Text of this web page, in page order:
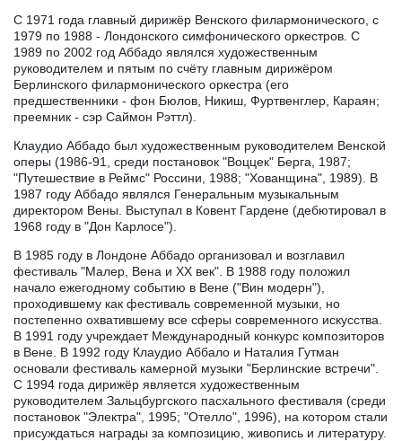
С 1971 года главный дирижёр Венского филармонического, с
1979 по 1988 - Лондонского симфонического оркестров. С
1989 по 2002 год Аббадо являлся художественным
руководителем и пятым по счёту главным дирижёром
Берлинского филармонического оркестра (его
предшественники - фон Бюлов, Никиш, Фуртвенглер, Караян;
преемник - сэр Саймон Рэттл).
Клаудио Аббадо был художественным руководителем Венской
оперы (1986-91, среди постановок "Воццек" Берга, 1987;
"Путешествие в Реймс" Россини, 1988; "Хованщина", 1989). В
1987 году Аббадо являлся Генеральным музыкальным
директором Вены. Выступал в Ковент Гардене (дебютировал в
1968 году в "Дон Карлосе").
В 1985 году в Лондоне Аббадо организовал и возглавил
фестиваль "Малер, Вена и XX век". В 1988 году положил
начало ежегодному событию в Вене ("Вин модерн"),
проходившему как фестиваль современной музыки, но
постепенно охватившему все сферы современного искусства.
В 1991 году учреждает Международный конкурс композиторов
в Вене. В 1992 году Клаудио Аббало и Наталия Гутман
основали фестиваль камерной музыки "Берлинские встречи".
С 1994 года дирижёр является художественным
руководителем Зальцбургского пасхального фестиваля (среди
постановок "Электра", 1995; "Отелло", 1996), на котором стали
присуждаться награды за композицию, живопись и литературу.